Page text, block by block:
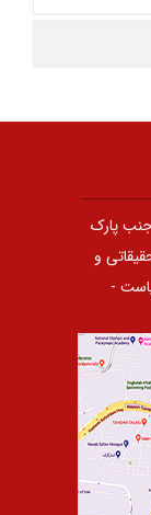
پارک
و
-